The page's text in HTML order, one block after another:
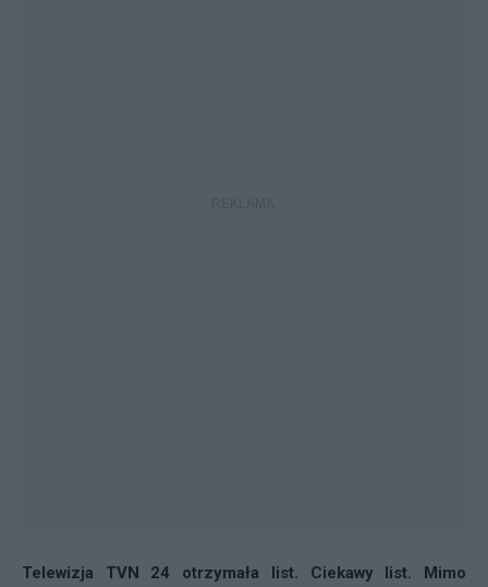
Telewizja TVN 24 otrzymała list. Ciekawy list. Mimo